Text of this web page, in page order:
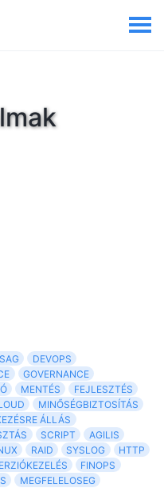
DEVOPS
GOVERNANCE
MENTÉS
FEJLESZTÉS
MINŐSÉGBIZTOSÍTÁS
ÁLLÁS
SCRIPT
AGILIS
RAID SYSLOG
HTTP
FINOPS
MEGFELELOSEG